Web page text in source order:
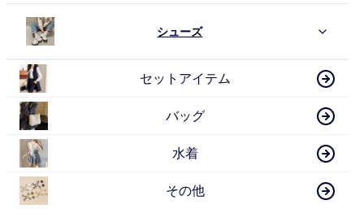
シューズ
セットアイテム
バッグ
水着
その他